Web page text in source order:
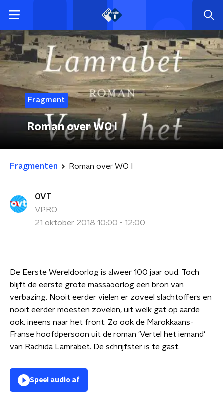
Fragment
Roman over WO I
Fragmenten Roman over WO I
OVT
VPRO
21 oktober 2018 10:00 - 12:00
De Eerste Wereldoorlog is alweer 100 jaar oud. Toch
blijft de eerste grote massaoorlog een bron van
verbazing. Nooit eerder vielen er zoveel slachtoffers en
nooit eerder moesten zovelen, uit welk gat op aarde
ook, ineens naar het front. Zo ook de Marokkaans-
Franse hoofdpersoon uit de roman ‘Vertel het iemand’
van Rachida Lamrabet. De schrijfster is te gast.
Speel audio af